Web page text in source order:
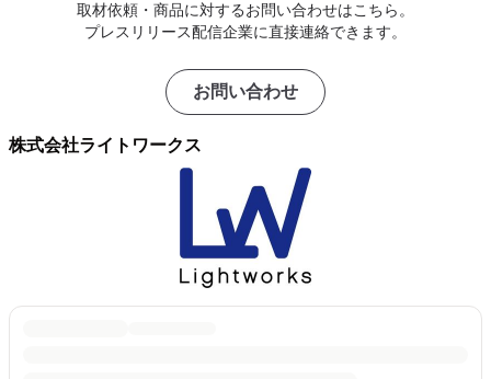
取材依頼・商品に対するお問い合わせはこちら。
プレスリリース配信企業に直接連絡できます。
お問い合わせ
株式会社ライトワークス